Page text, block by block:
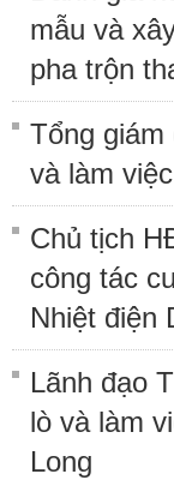
mẫu và
pha trộn
Tổng
và làm
Chủ tịch
công tác
Nhiệt điện
Lãnh đạo
lò và làm
Long